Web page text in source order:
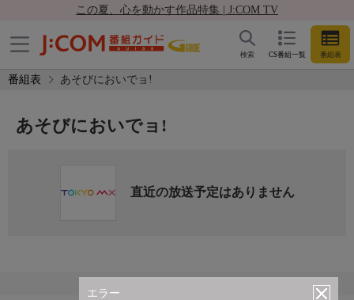
この夏、心を動かす作品特集 | J:COM TV
CS番組一覧 番組表
検索
番組表 あそびにおいでョ!
エラー
あそびにおいでョ!
直近の放送予定はありません